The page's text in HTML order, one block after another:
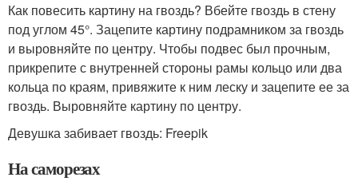
Как повесить картину на гвоздь? Вбейте гвоздь в стену
под углом 45°. Зацепите картину подрамником за гвоздь
и выровняйте по центру. Чтобы подвес был прочным,
прикрепите с внутренней стороны рамы кольцо или два
кольца по краям, привяжите к ним леску и зацепите ее за
гвоздь. Выровняйте картину по центру.
Девушка забивает гвоздь: Freepik
На саморезах